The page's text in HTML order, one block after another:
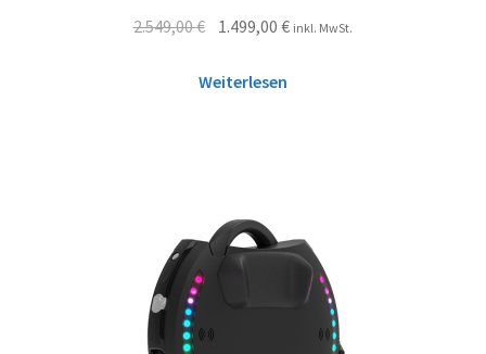
2.549,00€ 1.499,00€ inkl. MwSt.
Weiterlesen